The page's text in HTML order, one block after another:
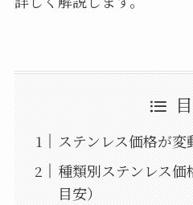
ステンレス価格が
種類別ステンレス
目安）